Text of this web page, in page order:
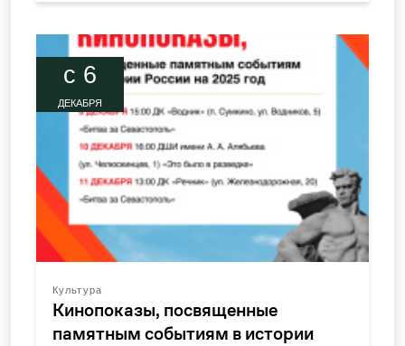
c 6
ДЕКАБРЯ
Культура
Кинопоказы, посвященные
памятным событиям в истории